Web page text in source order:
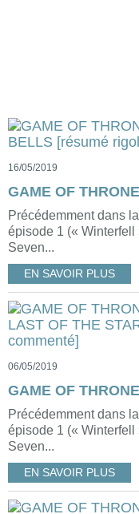
16/05/2019
Précédemment dans
épisode 1 (« Winterfell
Seven...
EN SAVOIR PLUS
06/05/2019
Précédemment dans
épisode 1 (« Winterfell
Seven...
EN SAVOIR PLUS